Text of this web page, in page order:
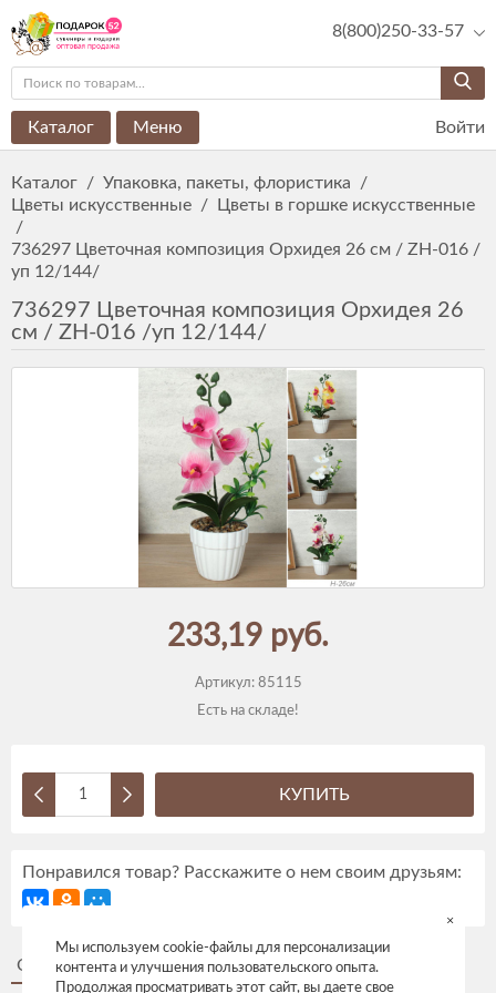
8(800)250-33-57
Каталог Меню Войти
Каталог / Упаковка, пакеты, флористика
/
Цветы искусственные /
Цветы в горшке искусственные
/
736297 Цветочная композиция Орхидея 26 см / ZH-016 /
уп 12/144/
736297 Цветочная композиция Орхидея 26
см / ZH-016 /уп 12/144/
233,19 руб.
Артикул: 85115
Есть на складе!
КУПИТЬ
Понравился товар? Расскажите о нем своим друзьям:
Описание Отзывы
Мы используем cookie-файлы для персонализации
контента и улучшения пользовательского опыта.
Продолжая просматривать этот сайт, вы даете свое
×